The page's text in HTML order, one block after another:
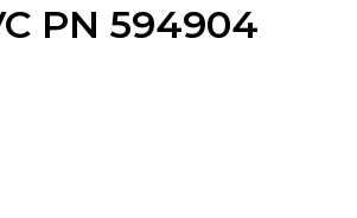
PN 594904